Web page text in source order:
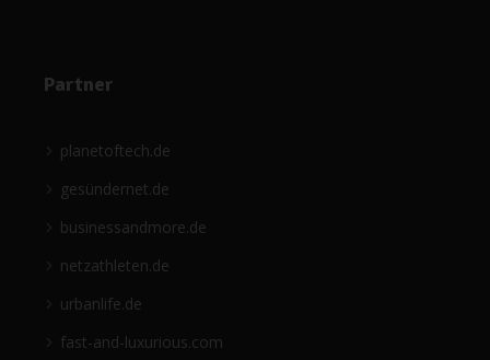
Partner
planetoftech.de
gesündernet.de
businessandmore.de
netzathleten.de
urbanlife.de
fast-and-luxurious.com